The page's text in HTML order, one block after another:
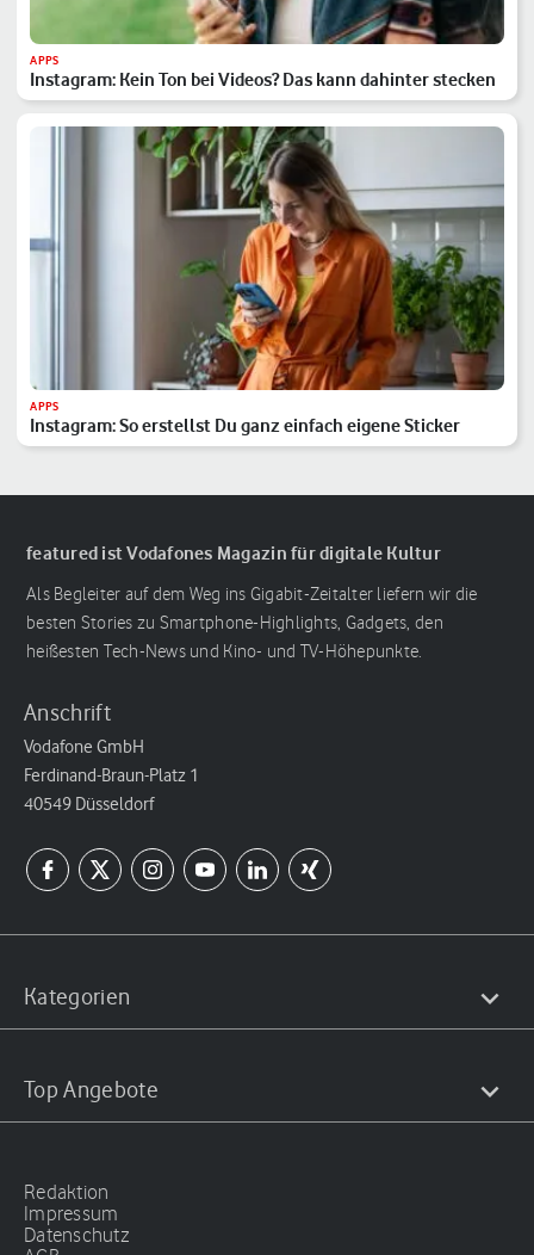
APPS
Instagram: Kein Ton bei Videos? Das kann dahinter stecken
APPS
Instagram: So erstellst Du ganz einfach eigene Sticker
featured ist Vodafones Magazin für digitale Kultur
Als Begleiter auf dem Weg ins Gigabit-Zeitalter liefern wir die
besten Stories zu Smartphone-Highlights, Gadgets, den
heißesten Tech-News und Kino- und TV-Höhepunkte.
Anschrift
Vodafone GmbH
Ferdinand-Braun-Platz 1
40549 Düsseldorf
Kategorien
Top Angebote
Redaktion
Impressum
Datenschutz